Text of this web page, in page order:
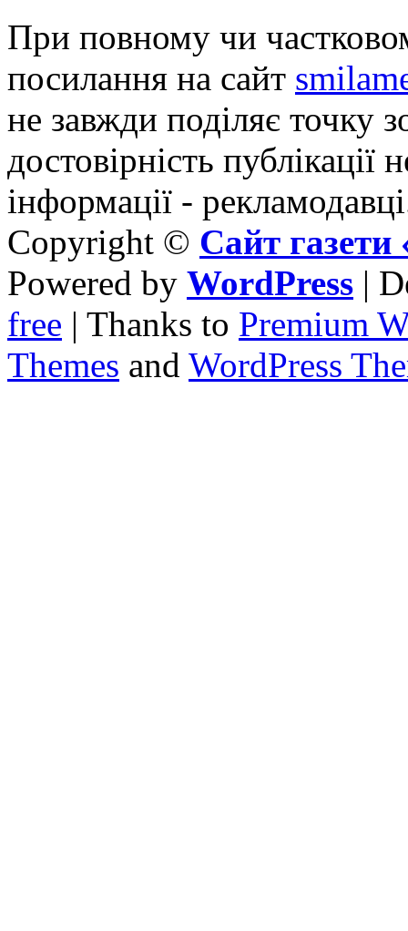
При повному чи
посилання на сайт
не завжди поділяє точку
достовірність публікації
інформації -
Copyright © Сайт
Powered by WordPress |
free | Thanks to Premium
Themes and WordPress